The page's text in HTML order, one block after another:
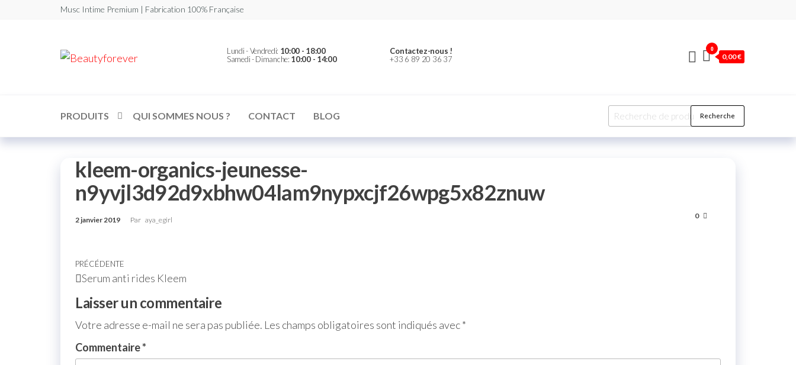
Musc Intime Premium | Fabrication 100% Française
BeautyforeverLundi - Vendredi: 10:00 - 18:00
Samedi - Dimanche: 10:00 - 14:00
Contactez-nous !
+33 6 89 20 36 37
0
0,00 €
PRODUITS QUI SOMMES NOUS ? CONTACT BLOG Recherche
kleem-organics-jeunesse-
n9yvjl3d92d9xbhw04lam9nypxcjf26wpg5x82znuw
2 janvier 2019 Par aya_egirl 0
PRÉCÉDENTE
Serum anti rides Kleem
Laisser un commentaire
Votre adresse e-mail ne sera pas publiée. Les champs obligatoires sont indiqués avec*
Commentaire*